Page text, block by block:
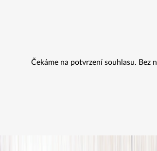
Čekáme na potvrzení souhlasu. Bez